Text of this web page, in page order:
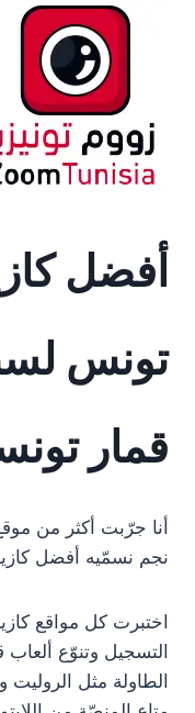
أفضل
قمار
أنا جرّبت أكثر من
نجم نسمّيه أفضل
اختبرت كل مواقع
التسجيل وتنوّع
الطاولة مثل